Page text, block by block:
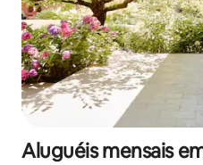
Aluguéis mensais